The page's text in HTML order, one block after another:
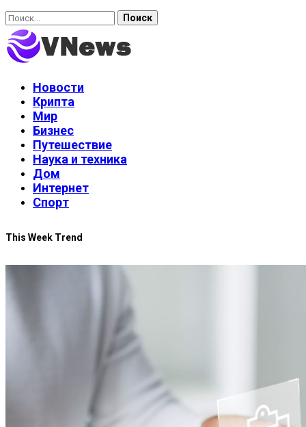
Найти:
Новости
Крипта
Мир
Бизнес
Путешествие
Наука и техника
Дом
Интернет
Спорт
This Week Trend